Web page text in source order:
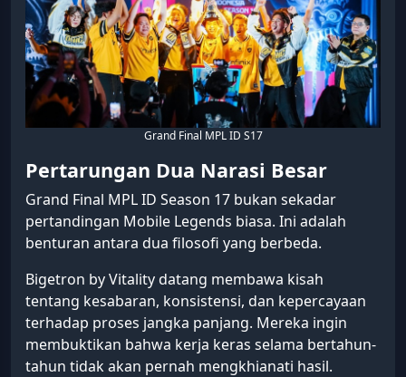
Grand Final MPL ID S17
Pertarungan Dua Narasi Besar
Grand Final MPL ID Season 17 bukan sekadar
pertandingan Mobile Legends biasa. Ini adalah
benturan antara dua filosofi yang berbeda.
Bigetron by Vitality datang membawa kisah
tentang kesabaran, konsistensi, dan kepercayaan
terhadap proses jangka panjang. Mereka ingin
membuktikan bahwa kerja keras selama bertahun-
tahun tidak akan pernah mengkhianati hasil.